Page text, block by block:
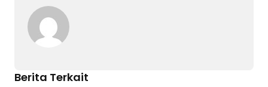
Berita Terkait